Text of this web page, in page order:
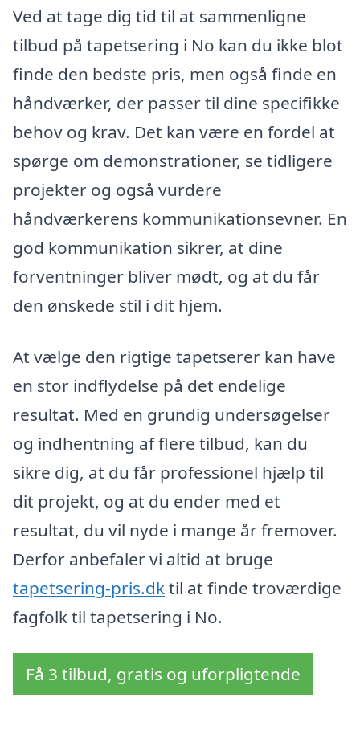
Ved at tage dig tid til at sammenligne
tilbud på tapetsering i No kan du ikke blot
finde den bedste pris, men også finde en
håndværker, der passer til dine specifikke
behov og krav. Det kan være en fordel at
spørge om demonstrationer, se tidligere
projekter og også vurdere
håndværkerens kommunikationsevner. En
god kommunikation sikrer, at dine
forventninger bliver mødt, og at du får
den ønskede stil i dit hjem.
At vælge den rigtige tapetserer kan have
en stor indflydelse på det endelige
resultat. Med en grundig undersøgelser
og indhentning af flere tilbud, kan du
sikre dig, at du får professionel hjælp til
dit projekt, og at du ender med et
resultat, du vil nyde i mange år fremover.
Derfor anbefaler vi altid at bruge
tapetsering-pris.dktil at finde troværdige
fagfolk til tapetsering i No.
Få 3 tilbud, gratis og uforpligtende